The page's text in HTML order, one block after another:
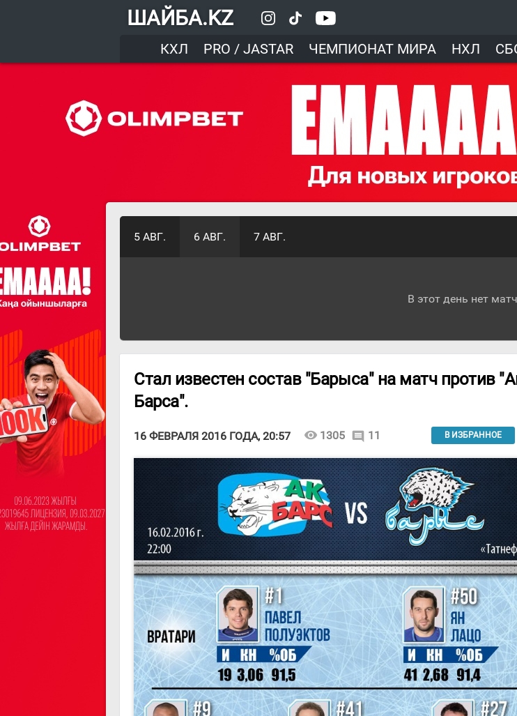
ШАЙБА.KZ
КХЛ
PRO / JASTAR ЧЕМПИОНАТ МИРА НХЛ
5 АВГ. 6 АВГ. 7 АВГ.
В этот день нет
Стал известен состав "Барыса" на матч против
Барса".
16 ФЕВРАЛЯ 2016 ГОДА, 20:57 visibility 1305 comment 11 В ИЗБРАННОЕ